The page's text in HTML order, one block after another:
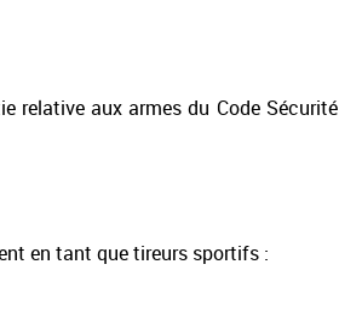
relative aux armes du Code Sécurité
en tant que tireurs sportifs :